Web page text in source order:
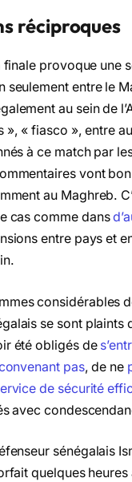
réciproques
finale provoque une
seulement entre le
au sein de
», « fiasco », entre
à ce match par
vont
au Maghreb.
cas comme dans
entre pays et
considérables
se sont plaints
été obligés de
pas, de ne
de sécurité
avec
sénégalais
quelques heures